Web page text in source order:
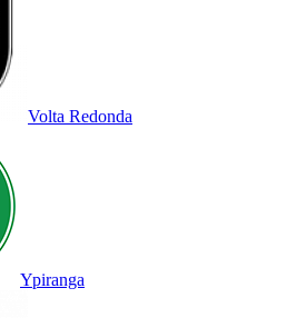
Volta Redonda
Ypiranga